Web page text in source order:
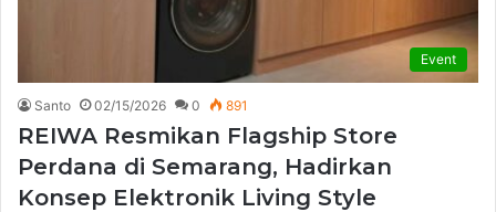
Event
Santo 02/15/2026 0 891
REIWA Resmikan Flagship Store
Perdana di Semarang, Hadirkan
Konsep Elektronik Living Style